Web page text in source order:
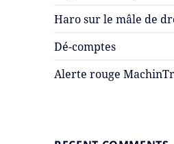
Haro sur le mâle de
Dé-comptes
Alerte rouge